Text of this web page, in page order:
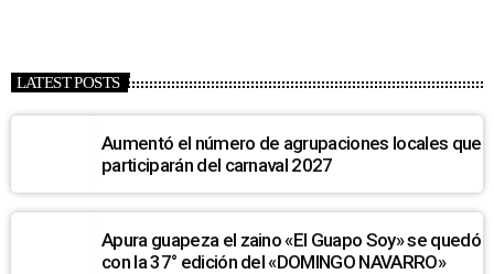
LATEST POSTS
Aumentó el número de agrupaciones locales que
participarán del carnaval 2027
Apura guapeza el zaino «El Guapo Soy» se quedó
con la 37° edición del «DOMINGO NAVARRO»